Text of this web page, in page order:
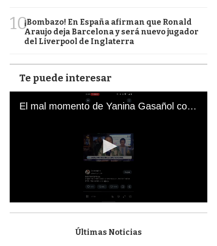
10¡Bombazo! En España afirman que Ronald
Araujo deja Barcelona y será nuevo jugador
del Liverpool de Inglaterra
Te puede interesar
El mal momento de Yanina Gasañol con un hincha argentino en "Subrayado"
s
Últimas Noticias